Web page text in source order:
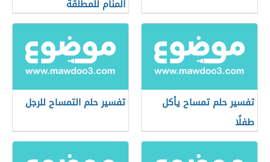
المنام للمطلقة
تفسير حلم تمساح يأكل
طفلًا
تفسير حلم التمساح للرجل